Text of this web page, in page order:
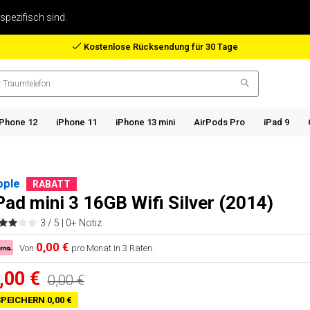
sind.
Rückerstattung bei verlorenem Paket
12 iPhone 11 iPhone 13 mini AirPods Pro iPad 9
RABATT
mini 3 16GB Wifi Silver (2014)
3 / 5 | 0+ Notiz
Von 0,00 € pro Monat in 3 Raten.
€ 0,00 €
0,00 €